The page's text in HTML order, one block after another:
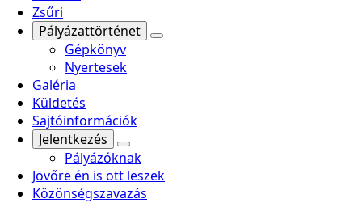
Zsűri
Pályázattörténet
Gépkönyv
Nyertesek
Galéria
Küldetés
Sajtóinformációk
Jelentkezés
Pályázóknak
Jövőre én is ott leszek
Közönségszavazás